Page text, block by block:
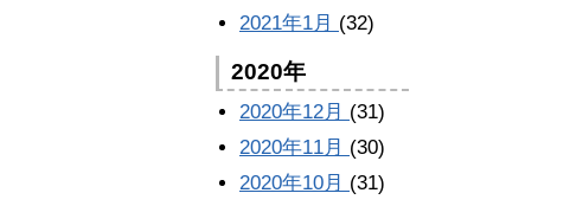
2021年1月 (32)
2020年
2020年12月 (31)
2020年11月 (30)
2020年10月 (31)